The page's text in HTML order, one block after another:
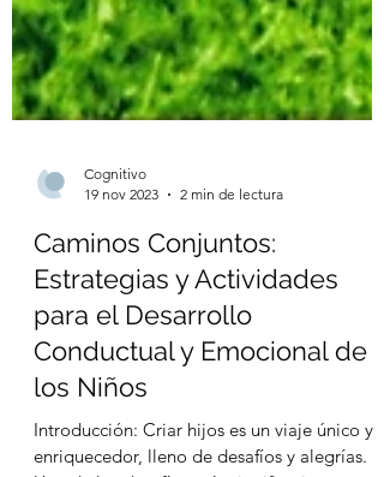
Cognitivo
19 nov 2023
2 min de lectura
Caminos Conjuntos:
Estrategias y Actividades
para el Desarrollo
los Niños